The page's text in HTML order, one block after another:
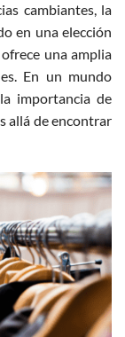
cambiantes, la
en una elección
una amplia
En un mundo
importancia de
allá de encontrar